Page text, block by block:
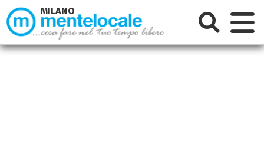
MILANO